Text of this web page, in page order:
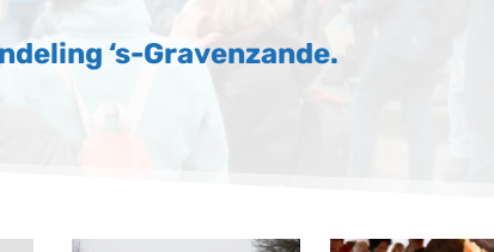
‘s-Gravenzande.